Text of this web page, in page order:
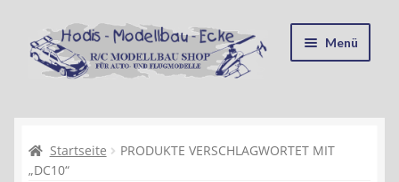
Zur
Navigation
springen
Zum
Inhalt
springen
Menü
KasseStartseite
PRODUKTE VERSCHLAGWORTET MIT
„DC10“